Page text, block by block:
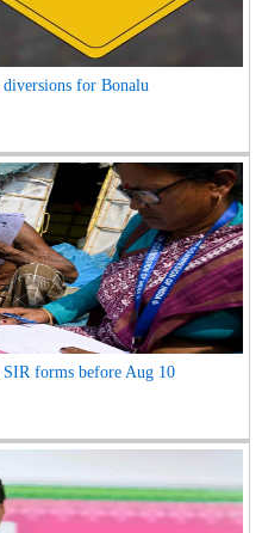
for Bonalu
forms before Aug 10